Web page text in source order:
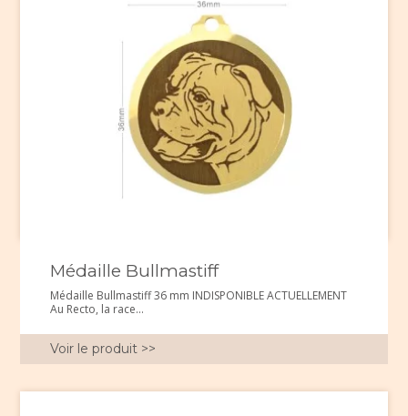
Médaille Bullmastiff
Médaille Bullmastiff 36 mm INDISPONIBLE ACTUELLEMENT
Au Recto, la race...
Voir le produit >>